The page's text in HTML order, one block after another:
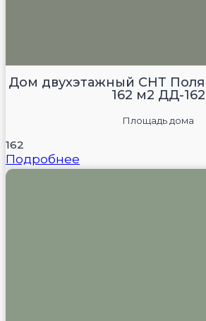
Дом двухэтажный СНТ
162 м2 ДД-162
Площадь дома
162
Подробнее